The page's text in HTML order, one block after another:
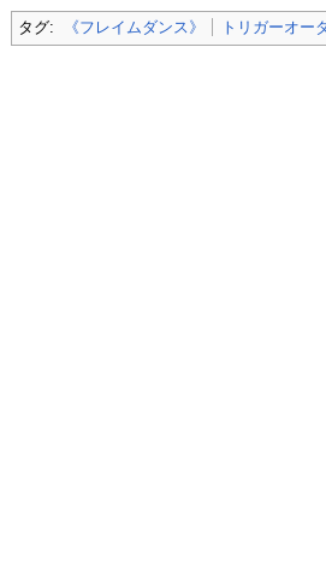
タグ: 《フレイムダンス》 トリガーオー